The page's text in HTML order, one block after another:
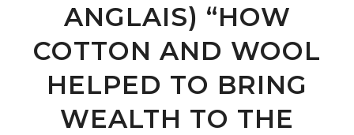
ANGLAIS) “HOW
COTTON AND WOOL
HELPED TO BRING
WEALTH TO THE